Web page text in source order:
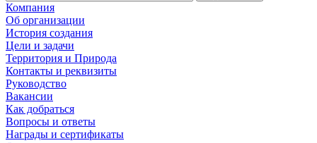
Компания
Об организации
История создания
Цели и задачи
Территория и Природа
Контакты и реквизиты
Руководство
Вакансии
Как добраться
Вопросы и ответы
Награды и сертификаты